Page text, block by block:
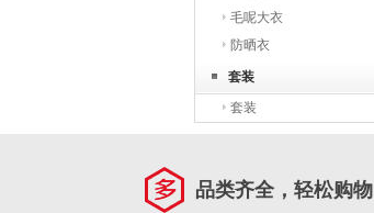
毛呢大衣
防晒衣
套装
套装
品类齐全，轻松购物